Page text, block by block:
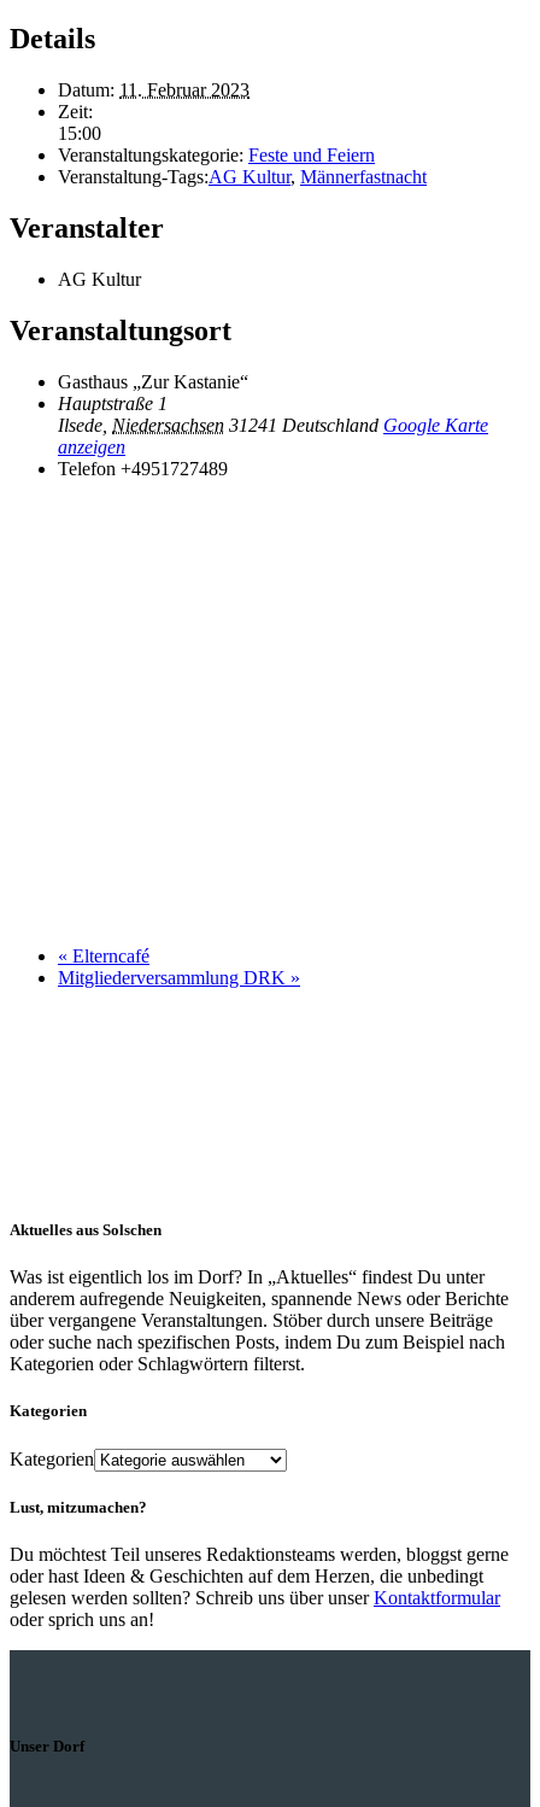
Details
Datum: 11. Februar 2023
Zeit:
15:00
Veranstaltungskategorie: Feste und Feiern
Veranstaltung-Tags:AG Kultur, Männerfastnacht
Veranstalter
AG Kultur
Veranstaltungsort
Gasthaus „Zur Kastanie“
Hauptstraße 1
Ilsede Niedersachsen 31241 Deutschland Google Karte
anzeigen
Telefon +4951727489
« Elterncafé
Mitgliederversammlung DRK »
Aktuelles aus Solschen
Was ist eigentlich los im Dorf? In „Aktuelles“ findest Du unter
anderem aufregende Neuigkeiten, spannende News oder Berichte
über vergangene Veranstaltungen. Stöber durch unsere Beiträge
oder suche nach spezifischen Posts, indem Du zum Beispiel nach
Kategorien oder Schlagwörtern filterst.
Kategorien
Kategorien
Lust, mitzumachen?
Du möchtest Teil unseres Redaktionsteams werden, bloggst gerne
oder hast Ideen & Geschichten auf dem Herzen, die unbedingt
gelesen werden sollten? Schreib uns über unserKontaktformular
oder sprich uns an!
Unser Dorf